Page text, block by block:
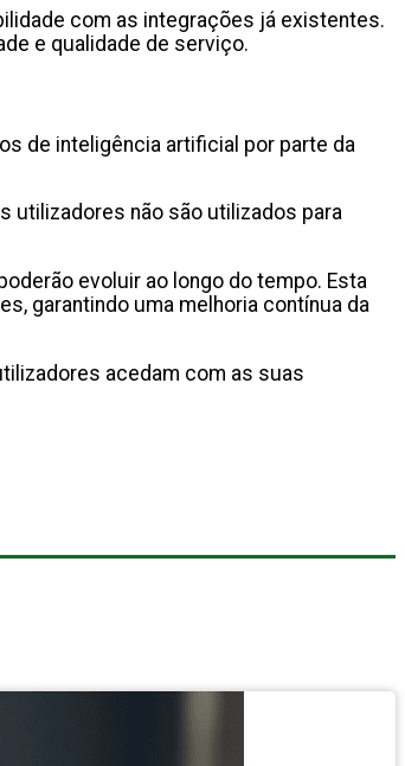
com as integrações já existentes.
e qualidade de serviço.
de inteligência artificial por parte da
utilizadores não são utilizados para
evoluir ao longo do tempo. Esta
garantindo uma melhoria contínua da
acedam com as suas